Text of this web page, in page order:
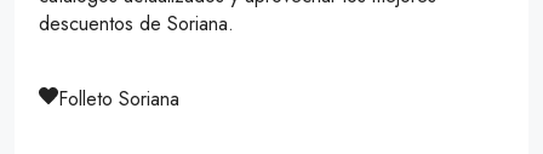
descuentos de Soriana.
Folleto Soriana